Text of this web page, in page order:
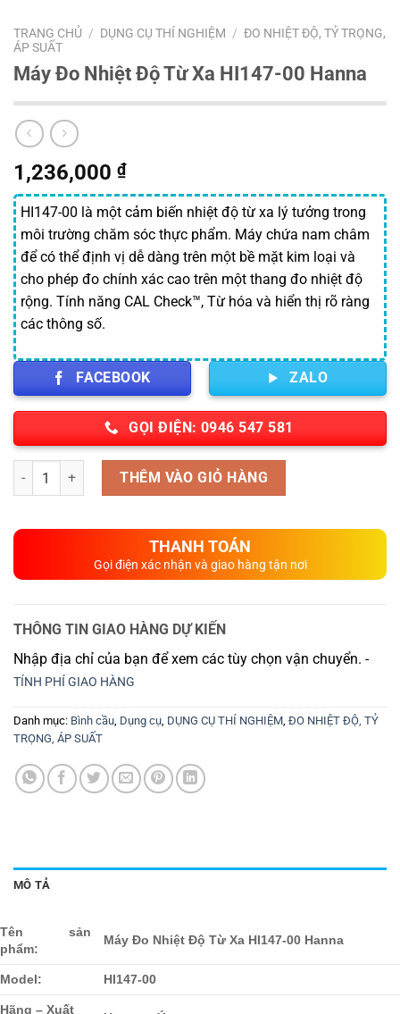
TRANG CHỦ / DỤNG CỤ THÍ NGHIỆM / ĐO NHIỆT ĐỘ, TỶ TRỌNG,
ÁP SUẤT
Máy Đo Nhiệt Độ Từ Xa HI147-00 Hanna
1,236,000 ₫
HI147-00 là một cảm biến nhiệt độ từ xa lý tưởng trong
môi trường chăm sóc thực phẩm. Máy chứa nam châm
để có thể định vị dễ dàng trên một bề mặt kim loại và
cho phép đo chính xác cao trên một thang đo nhiệt độ
rộng. Tính năng CAL Check™, Từ hóa và hiển thị rõ ràng
các thông số.
FACEBOOK ZALO
GỌI ĐIỆN: 0946 547 581
Số lượng THÊM VÀO GIỎ HÀNG
THANH TOÁN
Gọi điện xác nhận và giao hàng tận nơi
THÔNG TIN GIAO HÀNG DỰ KIẾN
Nhập địa chỉ của bạn để xem các tùy chọn vận chuyển. -
TÍNH PHÍ GIAO HÀNG
Danh mục: Bình cầu Dụng cụ DỤNG CỤ THÍ NGHIỆM ĐO NHIỆT ĐỘ, TỶ
TRỌNG, ÁP SUẤT
MÔ TẢ
Tên sản
phẩm:
Máy Đo Nhiệt Độ Từ Xa HI147-00 Hanna
Model: HI147-00
Hãng – Xuất